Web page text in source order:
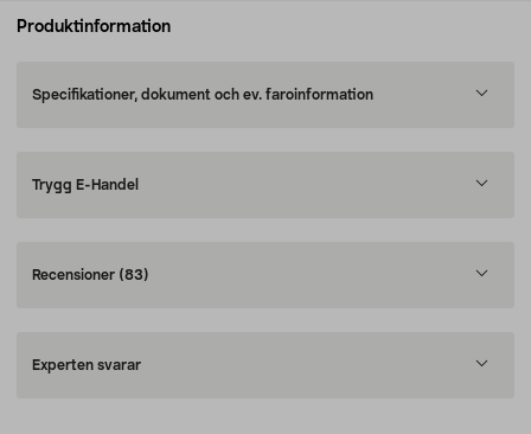
Produktinformation
Specifikationer, dokument och ev. faroinformation
Trygg E-Handel
Recensioner (83)
Experten svarar